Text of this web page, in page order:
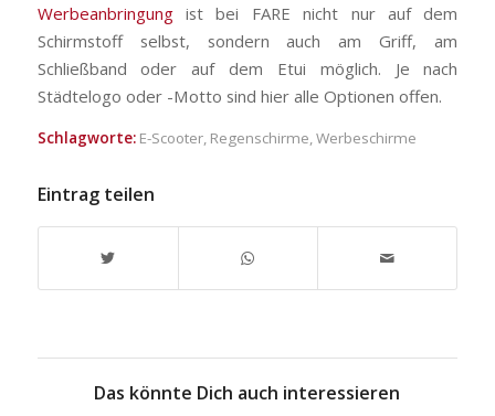
Werbeanbringungist bei FARE nicht nur auf dem
Schirmstoff selbst, sondern auch am Griff, am
Schließband oder auf dem Etui möglich. Je nach
Städtelogo oder -Motto sind hier alle Optionen offen.
Schlagworte: E-Scooter, Regenschirme Werbeschirme
Eintrag teilen
Das könnte Dich auch interessieren